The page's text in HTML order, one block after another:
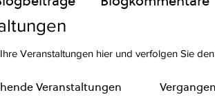
Veranstaltungen hier und verfolgen Sie
Veranstaltungen